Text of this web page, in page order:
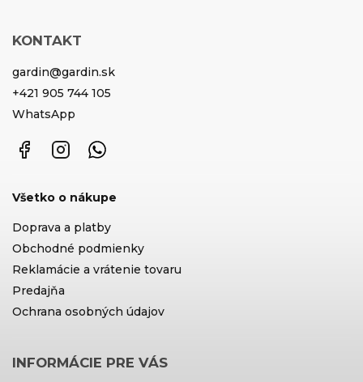
KONTAKT
gardin@gardin.sk
+421 905 744 105
WhatsApp
FacebookInstagram
Všetko o nákupe
Doprava a platby
Obchodné podmienky
Reklamácie a vrátenie tovaru
Predajňa
Ochrana osobných údajov
INFORMÁCIE PRE VÁS